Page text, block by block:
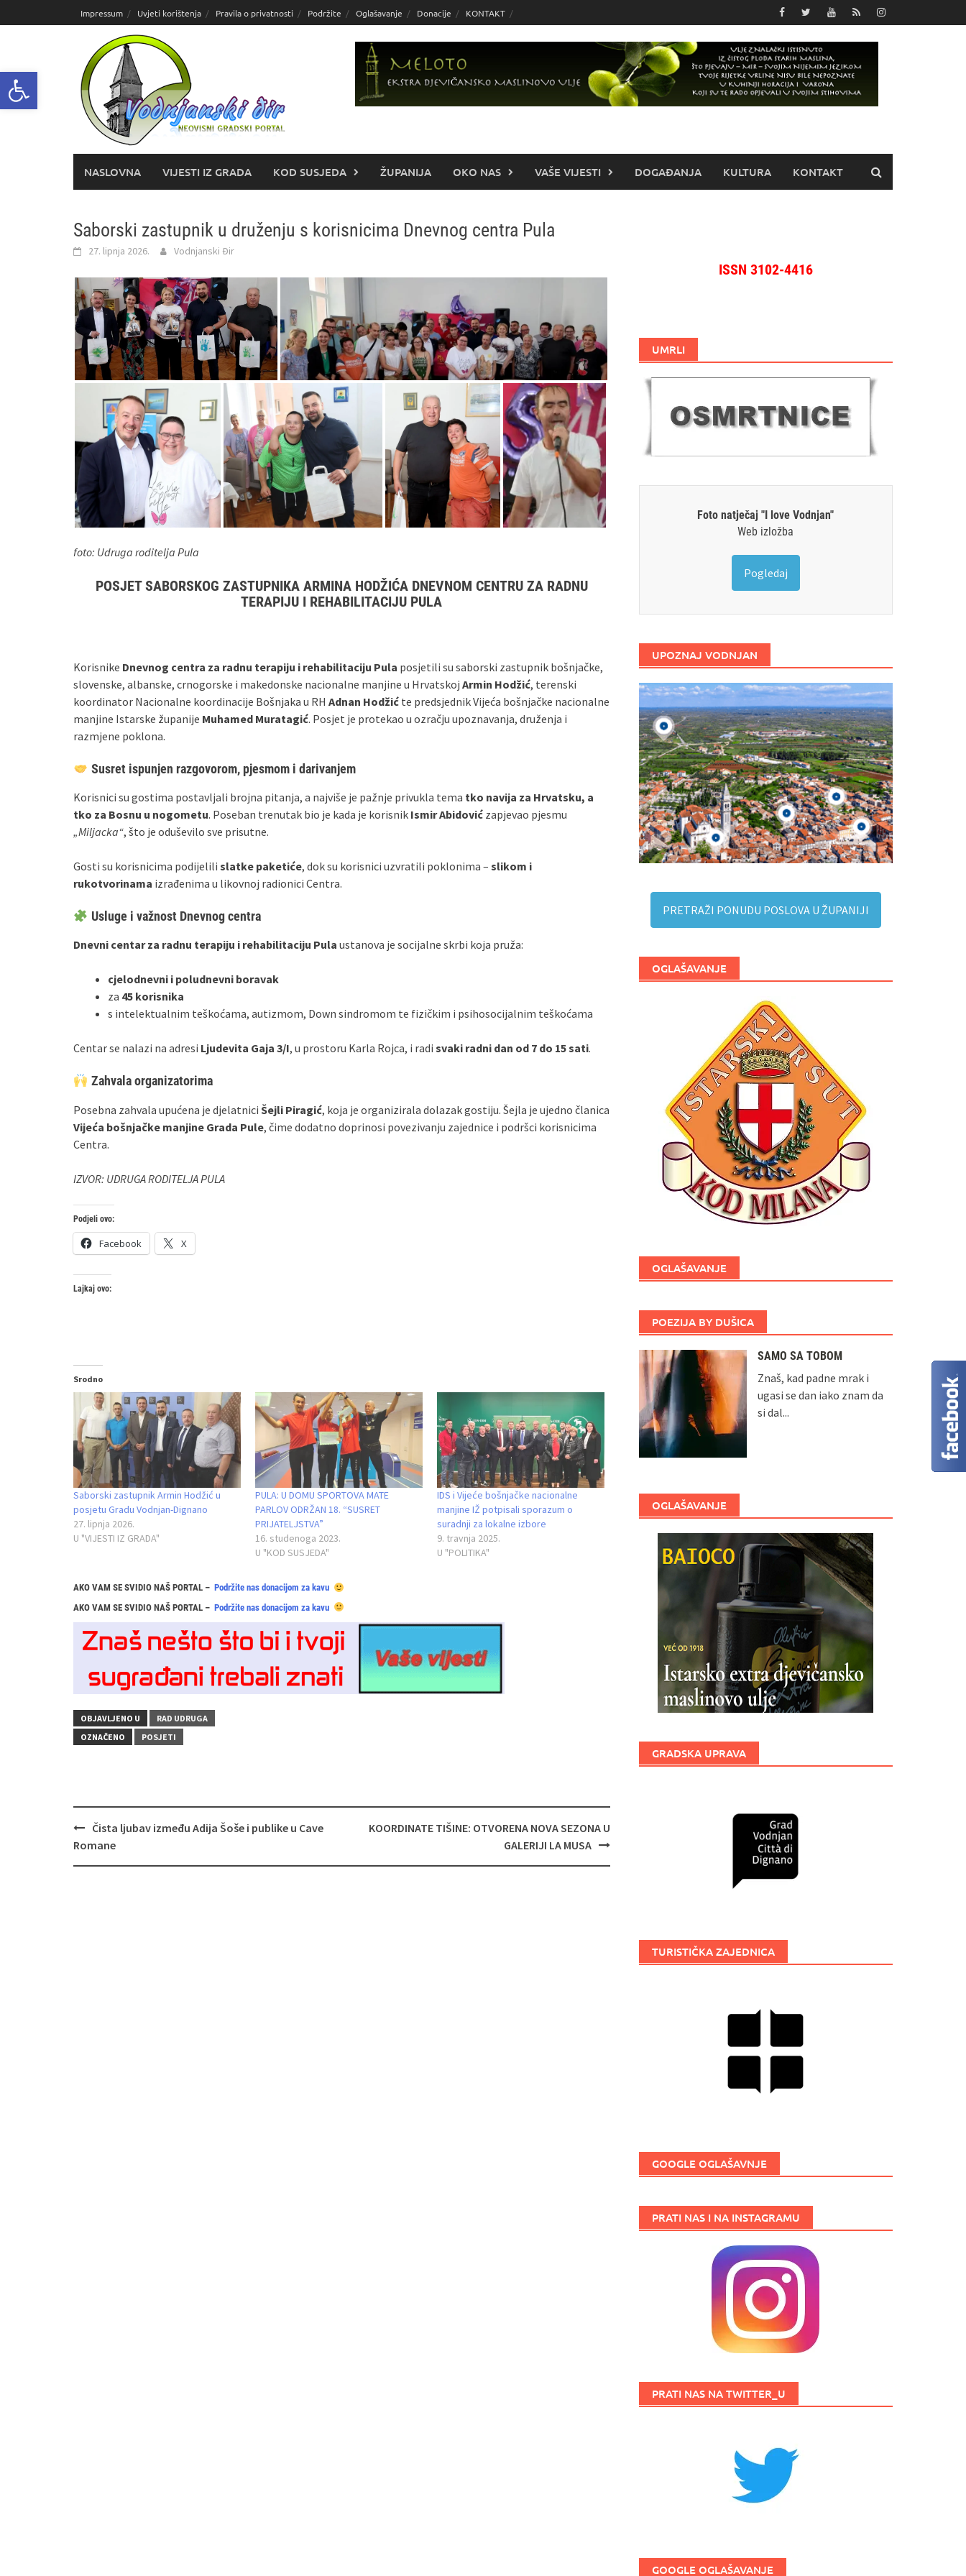
Open toolbar
do
Impressum Uvjeti korištenja Pravila o privatnosti Podržite Oglašavanje Donacije KONTAKT
NASLOVNA VIJESTI IZ GRADA KOD SUSJEDA ŽUPANIJA OKO NAS VAŠE VIJESTI DOGAĐANJA KULTURA KONTAKT
Saborski zastupnik u druženju s korisnicima Dnevnog centra Pula
27. lipnja 2026. Vodnjanski Đir
foto: Udruga roditelja Pula
POSJET SABORSKOG ZASTUPNIKA ARMINA HODŽIĆA DNEVNOM CENTRU ZA RADNU
TERAPIJU I REHABILITACIJU PULA
Korisnike Dnevnog centra za radnu terapiju i rehabilitaciju Pula posjetili su saborski zastupnik bošnjačke,
slovenske, albanske, crnogorske i makedonske nacionalne manjine u Hrvatskoj Armin Hodžić, terenski
koordinator Nacionalne koordinacije Bošnjaka u RH Adnan Hodžić te predsjednik Vijeća bošnjačke nacionalne
manjine Istarske županije Muhamed Muratagić. Posjet je protekao u ozračju upoznavanja, druženja i
razmjene poklona.
Susret ispunjen razgovorom, pjesmom i darivanjem
Korisnici su gostima postavljali brojna pitanja, a najviše je pažnje privukla tema tko navija za Hrvatsku, a
tko za Bosnu u nogometu. Poseban trenutak bio je kada je korisnik Ismir Abidović zapjevao pjesmu
„Miljacka“, što je oduševilo sve prisutne.
Gosti su korisnicima podijelili slatke paketiće, dok su korisnici uzvratili poklonima – slikom i
rukotvorinama izrađenima u likovnoj radionici Centra.
Usluge i važnost Dnevnog centra
Dnevni centar za radnu terapiju i rehabilitaciju Pula ustanova je socijalne skrbi koja pruža:
cjelodnevni i poludnevni boravak
za 45 korisnika
s intelektualnim teškoćama, autizmom, Down sindromom te fizičkim i psihosocijalnim teškoćama
Centar se nalazi na adresi Ljudevita Gaja 3/I, u prostoru Karla Rojca, i radi svaki radni dan od 7 do 15 sati.
Zahvala organizatorima
Posebna zahvala upućena je djelatnici Šejli Piragić, koja je organizirala dolazak gostiju. Šejla je ujedno članica
Vijeća bošnjačke manjine Grada Pule, čime dodatno doprinosi povezivanju zajednice i podršci korisnicima
Centra.
IZVOR: UDRUGA RODITELJA PULA
Podjeli ovo:
Facebook X
Lajkaj ovo:
Srodno
Saborski zastupnik Armin Hodžić u
posjetu Gradu Vodnjan-Dignano
27. lipnja 2026.
U "VIJESTI IZ GRADA"
PULA: U DOMU SPORTOVA MATE
PARLOV ODRŽAN 18. “SUSRET
PRIJATELJSTVA”
16. studenoga 2023.
U "KOD SUSJEDA"
IDS i Vijeće bošnjačke nacionalne
manjine IŽ potpisali sporazum o
suradnji za lokalne izbore
9. travnja 2025.
U "POLITIKA"
AKO VAM SE SVIDIO NAŠ PORTAL – Podržite nas donacijom za kavu
AKO VAM SE SVIDIO NAŠ PORTAL – Podržite nas donacijom za kavu
OBJAVLJENO U
RAD UDRUGA
OZNAČENO
POSJETI
Navigacija
objava
Čista ljubav između Adija Šoše i publike u Cave
Romane
KOORDINATE TIŠINE: OTVORENA NOVA SEZONA U
GALERIJI LA MUSA
ISSN 3102-4416
UMRLI
Foto natječaj "I love Vodnjan"
Web izložba
Pogledaj
UPOZNAJ VODNJAN
PRETRAŽI PONUDU POSLOVA U ŽUPANIJI
OGLAŠAVANJE
OGLAŠAVANJE
POEZIJA BY DUŠICA
SAMO SA TOBOM
Znaš, kad padne mrak i
ugasi se dan iako znam da
si dal...
OGLAŠAVANJE
GRADSKA UPRAVA
TURISTIČKA ZAJEDNICA
GOOGLE OGLAŠAVNJE
PRATI NAS I NA INSTAGRAMU
PRATI NAS NA TWITTER_U
GOOGLE OGLAŠAVANJE